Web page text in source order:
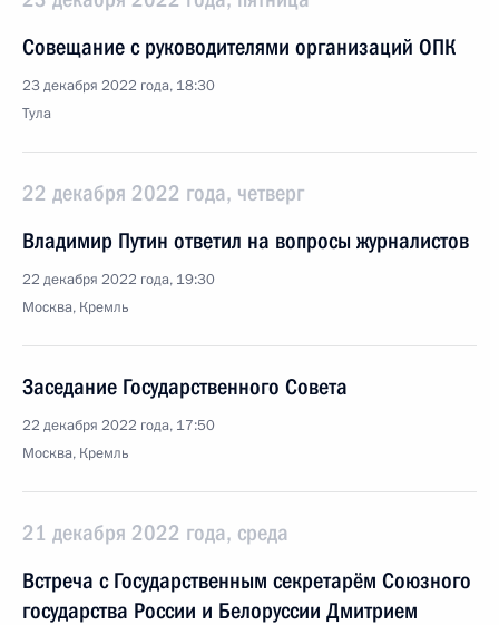
Совещание с руководителями организаций ОПК
23 декабря 2022 года, 18:30
Тула
22 декабря 2022 года, четверг
Владимир Путин ответил на вопросы журналистов
22 декабря 2022 года, 19:30
Москва, Кремль
Заседание Государственного Совета
22 декабря 2022 года, 17:50
Москва, Кремль
21 декабря 2022 года, среда
Встреча с Государственным секретарём Союзного
государства России и Белоруссии Дмитрием